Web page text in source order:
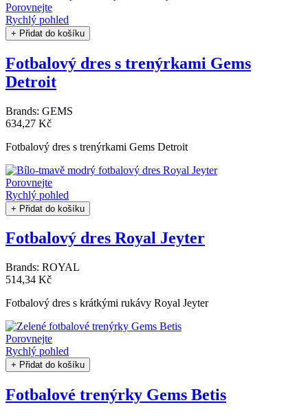
Porovnejte
Rychlý pohled
+ Přidat do košíku
Fotbalový dres s trenýrkami Gems
Detroit
Brands: GEMS
634,27 Kč
Fotbalový dres s trenýrkami Gems Detroit
Porovnejte
Rychlý pohled
+ Přidat do košíku
Fotbalový dres Royal Jeyter
Brands: ROYAL
514,34 Kč
Fotbalový dres s krátkými rukávy Royal Jeyter
Porovnejte
Rychlý pohled
+ Přidat do košíku
Fotbalové trenýrky Gems Betis